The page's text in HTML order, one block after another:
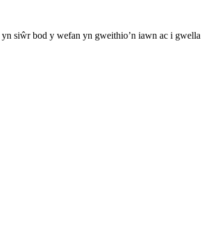
siŵr bod y wefan yn gweithio’n iawn ac i gwella